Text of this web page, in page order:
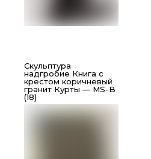
Скульптура
надгробие Книга с
крестом коричневый
гранит Курты — MS-B
(18)